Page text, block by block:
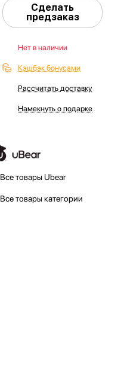
Сделать
предзаказ
Нет в наличии
Кэшбэк бонусами
Рассчитать доставку
Намекнуть о подарке
Все товары Ubear
Все товары категории